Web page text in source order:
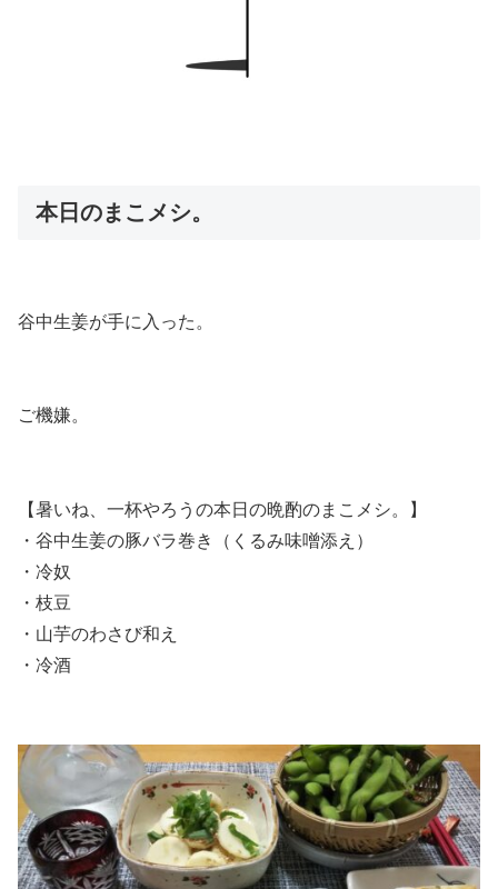
本日のまこメシ。
谷中生姜が手に入った。
ご機嫌。
【暑いね、一杯やろうの本日の晩酌のまこメシ。】
・谷中生姜の豚バラ巻き（くるみ味噌添え）
・冷奴
・枝豆
・山芋のわさび和え
・冷酒